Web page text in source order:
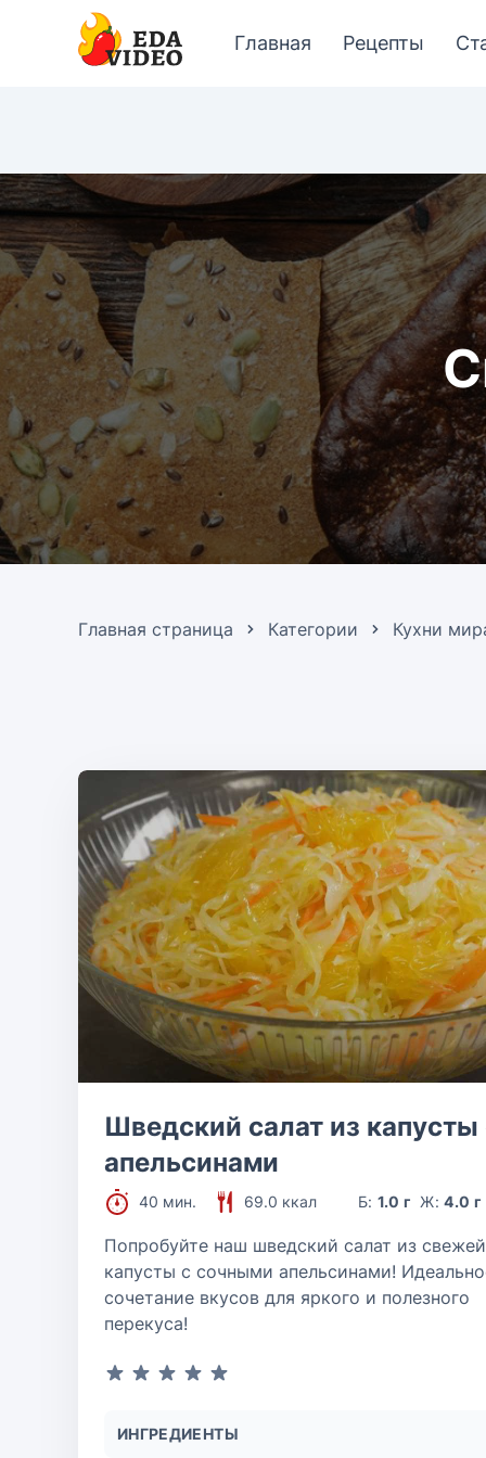
Главная Рецепты
Главная страница Категории Кухни
Шведский салат из капусты
апельсинами
40 мин. 69.0 ккал Б: 1.0 г Ж:4.0 г
Попробуйте наш шведский салат из свежей
капусты с сочными апельсинами!
сочетание вкусов для яркого и полезного
перекуса!
ИНГРЕДИЕНТЫ